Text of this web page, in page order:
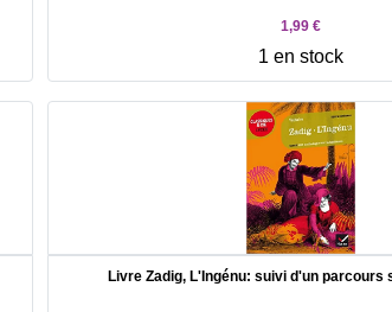
1,99 €
1 en stock
Livre Zadig, L'Ingénu: suivi d'un parcours